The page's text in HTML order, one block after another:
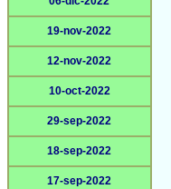
19-nov-2022
12-nov-2022
10-oct-2022
29-sep-2022
18-sep-2022
17-sep-2022